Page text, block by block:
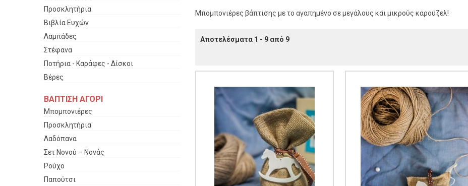
Προσκλητήρια
Βιβλία Ευχών
Λαμπάδες
Στέφανα
Ποτήρια - Καράφες - Δίσκοι
Βέρες
ΒΑΠΤΙΣΗ ΑΓΟΡΙ
Μπομπονιέρες
Προσκλητήρια
Λαδόπανα
Σετ Νονού – Νονάς
Ρούχο
Παπούτσι
Μπομπονιέρες βάπτισης με το αγαπημένο σε μεγάλους και μικρούς καρουζελ!
Αποτελέσματα 1 - 9 από 9